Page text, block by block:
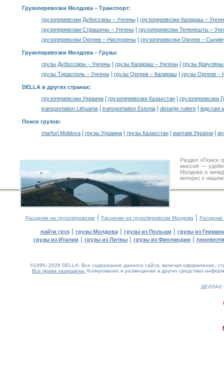
Грузоперевозки Молдова– Транспорт:
грузоперевозки Дубоссары – Унгены|
грузоперевозки Калараш –
грузоперевозки Страшены – Унгены|
грузоперевозки Теленешты –
грузоперевозки Оргеев – Ниспорены| грузоперевозки Оргеев –
Грузоперевозки Молдова – Грузы:
грузы Дубоссары – Унгены| грузы Калараш – Унгены|
грузы
грузы Тирасполь – Унгены| грузы Оргеев – Калараш грузы Оргеев –
DELLA в других странах:
грузоперевозки Украина| грузоперевозки Казахстан|
грузоперевозки
transportation Lithuania| transportation Estonia| distanţe rutiere| відстані
Поиск грузов:
marfuri Moldova| грузы Украина| грузы Казахстан| вантажі Україна|
Раздел «Поиск
миссия —
Молдова и
интерес к
Расценки на грузоперевозки | Расценки на грузоперевозки Молдова | Расценки
найти груз| грузы Молдова| грузы из Польши | грузы из
грузы из Италии | грузы из Литвы | грузы из Финляндии |
©1995–2026 DELLA. Все содержание данного сайта, включая оформление,
Все права защищены. Копирование и размещение в других средствах